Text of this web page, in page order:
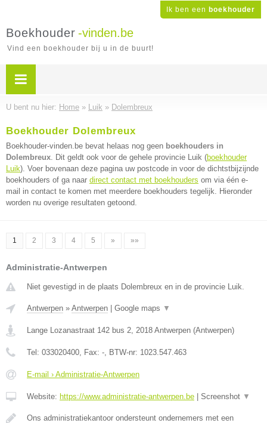
Ik ben een boekhouder
Boekhouder -vinden.be
Vind een boekhouder bij u in de buurt!
U bent nu hier: Home » Luik » Dolembreux
Boekhouder Dolembreux
Boekhouder-vinden.be bevat helaas nog geen boekhouders in
Dolembreux. Dit geldt ook voor de gehele provincie Luik (boekhouder
Luik). Voer bovenaan deze pagina uw postcode in voor de dichtstbijzijnde
boekhouders of ga naar direct contact met boekhouders om via één e-
mail in contact te komen met meerdere boekhouders tegelijk. Hieronder
worden nu overige resultaten getoond.
1 2 3 4 5 » »»
Administratie-Antwerpen
Niet gevestigd in de plaats Dolembreux en in de provincie Luik.
Antwerpen » Antwerpen Google maps ▼
Lange Lozanastraat 142 bus 2, 2018 Antwerpen (Antwerpen)
Tel: 033020400, Fax: -, BTW-nr: 1023.547.463
E-mail › Administratie-Antwerpen
Website: https://www.administratie-antwerpen.be Screenshot ▼
Ons administratiekantoor ondersteunt ondernemers met een